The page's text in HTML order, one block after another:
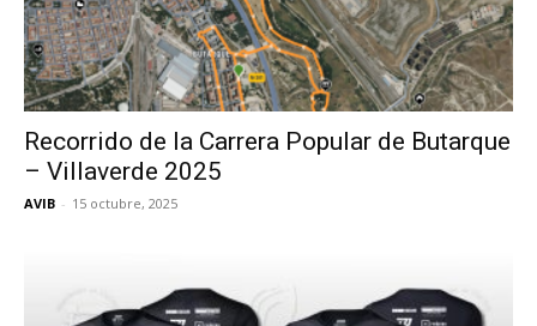
Recorrido de la Carrera Popular de Butarque
– Villaverde 2025
AVIB - 15 octubre, 2025